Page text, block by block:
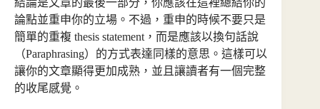
結論是文章的最後一部分，你應該在這裡總結你的
論點並重申你的立場。不過，重申的時候不要只是
簡單的重複 thesis statement，而是應該以換句話說
（Paraphrasing）的方式表達同樣的意思。這樣可以
讓你的文章顯得更加成熟，並且讓讀者有一個完整
的收尾感覺。